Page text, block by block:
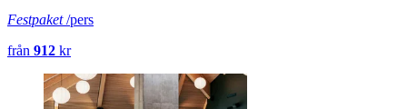
Festpaket/pers
från 912 kr